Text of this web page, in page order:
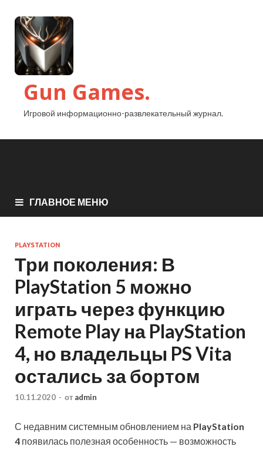
Gun Games.
Игровой информационно-развлекательный журнал.
ГЛАВНОЕ МЕНЮ
PLAYSTATION
Три поколения: В
PlayStation 5 можно
играть через функцию
Remote Play на PlayStation
4, но владельцы PS Vita
остались за бортом
10.11.2020 - от admin
С недавним системным обновлением на PlayStation
4 появилась полезная особенность — возможность